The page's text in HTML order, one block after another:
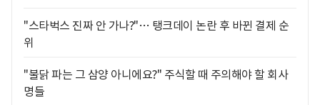
"스타벅스 진짜 안 가나?"… 탱크데이 논란 후 바뀐 결제 순
위
"불닭 파는 그 삼양 아니에요?" 주식할 때 주의해야 할 회사
명들